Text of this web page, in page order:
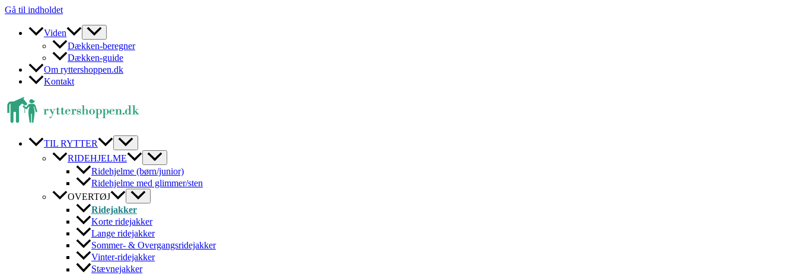
Gå til indholdet
Viden
Dækken-beregner
Dækken-guide
Om ryttershoppen.dk
Kontakt
TIL RYTTER
RIDEHJELME
Ridehjelme (børn/junior)
Ridehjelme med glimmer/sten
OVERTØJ
Ridejakker
Korte ridejakker
Lange ridejakker
Sommer- & Overgangsridejakker
Vinter-ridejakker
Stævnejakker